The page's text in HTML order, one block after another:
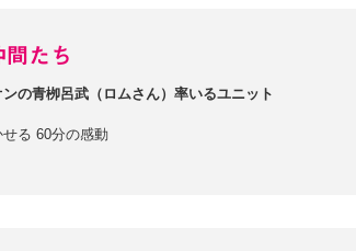
間たち
の青栁呂武（ロムさん）率いるユニット
る 60分の感動